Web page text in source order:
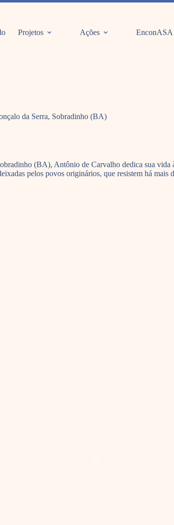
Projetos Ações EnconASA
da Serra, Sobradinho (BA)
(BA), Antônio de Carvalho dedica sua vida
pelos povos originários, que resistem há mais